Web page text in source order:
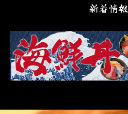
新着情報